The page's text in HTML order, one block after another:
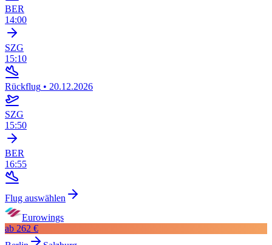
BER
14:00
SZG
15:10
Rückflug • 20.12.2026
SZG
15:50
BER
16:55
Flug auswählen
Eurowings
ab 262 €